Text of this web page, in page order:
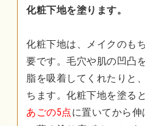
化粧下地を塗ります。
化粧下地は、メイクのも
要です。毛穴や肌の凹凸
脂を吸着してくれたりと
ちます。化粧下地を塗る
あごの5点に置いてから